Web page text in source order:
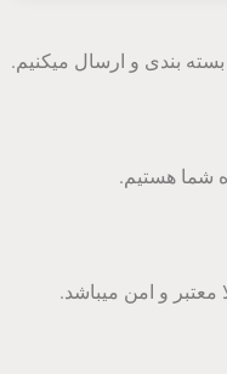
بندی و ارسال میکنیم.
شما هستیم.
معتبر و امن میباشد.